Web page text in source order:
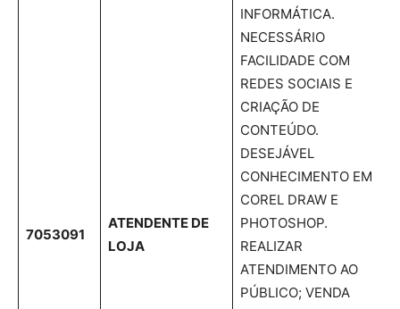
7053091
ATENDENTE DE
LOJA
INFORMÁTICA.
NECESSÁRIO
FACILIDADE COM
REDES SOCIAIS E
CRIAÇÃO DE
CONTEÚDO.
DESEJÁVEL
CONHECIMENTO EM
COREL DRAW E
PHOTOSHOP.
REALIZAR
ATENDIMENTO AO
PÚBLICO; VENDA